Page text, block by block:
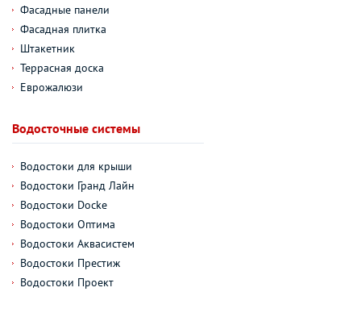
Фасадные панели
Фасадная плитка
Штакетник
Террасная доска
Еврожалюзи
Водосточные системы
Водостоки для крыши
Водостоки Гранд Лайн
Водостоки Docke
Водостоки Оптима
Водостоки Аквасистем
Водостоки Престиж
Водостоки Проект